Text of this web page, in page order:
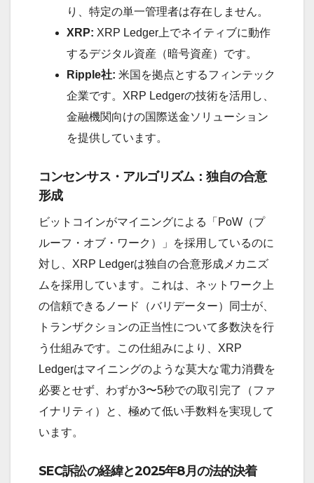
り、特定の単一管理者は存在しません。
XRP: XRP Ledger上でネイティブに動作
するデジタル資産（暗号資産）です。
Ripple社: 米国を拠点とするフィンテック
企業です。XRP Ledgerの技術を活用し、
金融機関向けの国際送金ソリューション
を提供しています。
コンセンサス・アルゴリズム：独自の合意
形成
ビットコインがマイニングによる「PoW（プ
ルーフ・オブ・ワーク）」を採用しているのに
対し、XRP Ledgerは独自の合意形成メカニズ
ムを採用しています。これは、ネットワーク上
の信頼できるノード（バリデーター）同士が、
トランザクションの正当性について多数決を行
う仕組みです。この仕組みにより、XRP
Ledgerはマイニングのような莫大な電力消費を
必要とせず、わずか3〜5秒での取引完了（ファ
イナリティ）と、極めて低い手数料を実現して
います。
SEC訴訟の経緯と2025年8月の法的決着